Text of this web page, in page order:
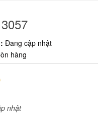
Đang cập nhật
hàng
nhật